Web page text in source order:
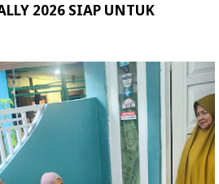
2026 SIAP UNTUK